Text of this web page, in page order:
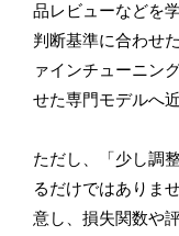
品レビューなどを
判断基準に合わせ
ァインチューニン
せた専門モデルへ
ただし、「少し調
るだけではありま
意し、損失関数や